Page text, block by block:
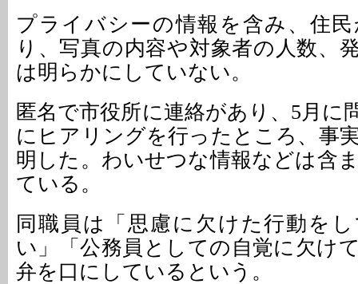
プライバシーの情報を含み、住
り、写真の内容や対象者の人数、
は明らかにしていない。
匿名で市役所に連絡があり、5月に
にヒアリングを行ったところ、事
明した。わいせつな情報などは含
ている。
同職員は「思慮に欠けた行動を
い」「公務員としての自覚に欠け
弁を口にしているという。